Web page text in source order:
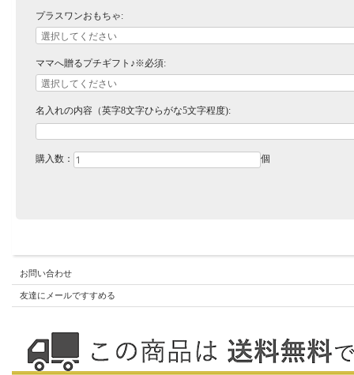
プラスワンおもちゃ:
ママへ贈るプチギフト♪※必須:
名入れの内容（英字8文字ひらがな5文字程度):
購入数： 個
お問い合わせ
友達にメールですすめる